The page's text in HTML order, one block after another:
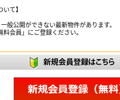
て】
般公開ができない最新物件があります。
会員」にご登録ください。